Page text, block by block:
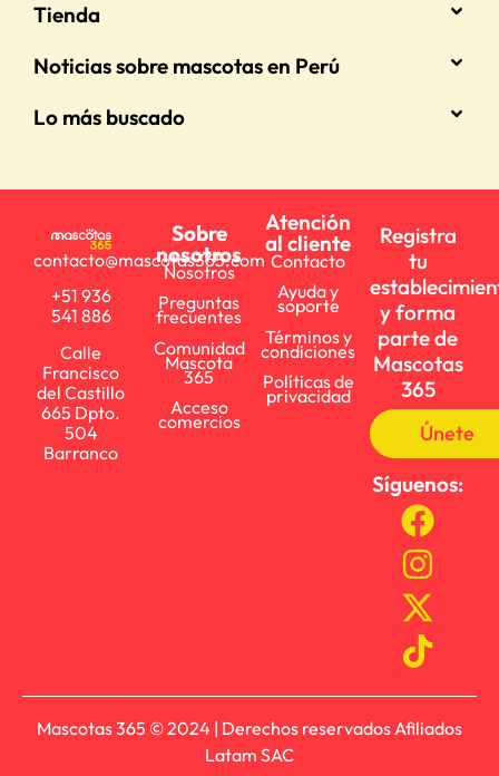
Tienda
Noticias sobre mascotas en Perú
Lo más buscado
contacto@mascotas365.com
+51 936
541 886
Calle
Francisco
del Castillo
665 Dpto.
504
Barranco
Sobre
nosotros
Nosotros
Preguntas
frecuentes
Comunidad
Mascota
365
Acceso
comercios
Atención
al cliente
Contacto
Ayuda y
soporte
Términos y
condiciones
Políticas de
privacidad
Registra
tu
y forma
parte de
Mascotas
365
Únete
Síguenos:
Mascotas 365 © 2024 | Derechos reservados Afiliados
Latam SAC